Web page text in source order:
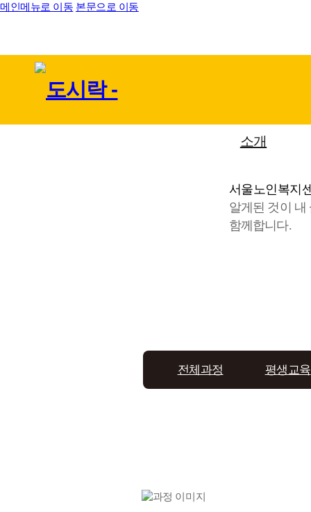
메인메뉴로 이동 본문으로 이동
서울노인복지
알게된 것이 내
함께합니다.
전체과정 평생교육
소개